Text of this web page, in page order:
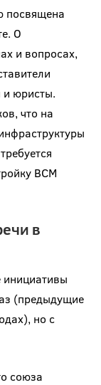
посвящена
О
и вопросах,
и юристы.
что на
ВСМ
в
(предыдущие
но с
союза